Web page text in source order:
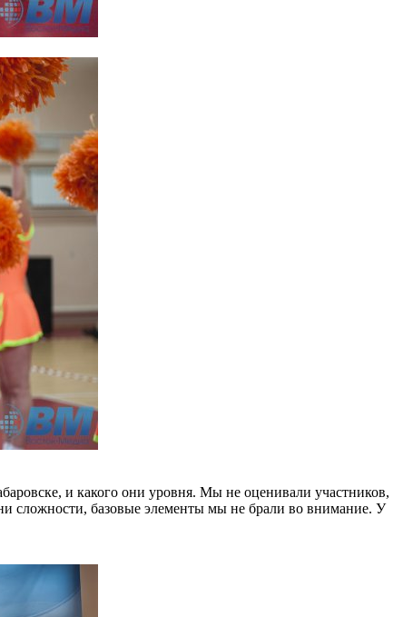
и какого они уровня. Мы не оценивали участников,
сложности, базовые элементы мы не брали во внимание. У